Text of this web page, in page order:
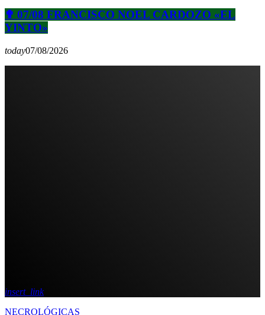
✟ 07/08 FRANCISCO NOEL CARDOZO «EL
YINTO»
today07/08/2026
insert_link
NECROLÓGICAS